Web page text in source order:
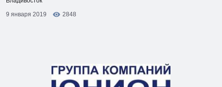
9 января 2019
2848